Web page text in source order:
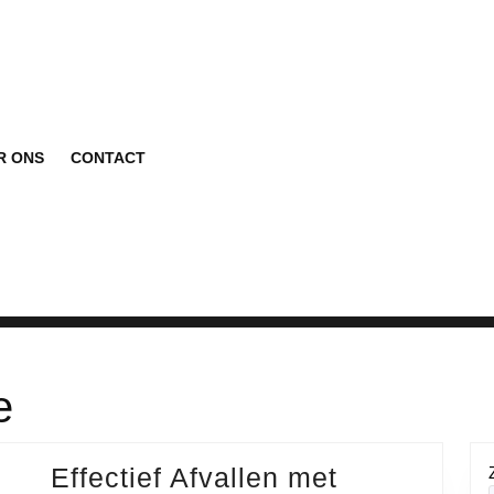
ONS CONTACT
Effectief Afvallen met